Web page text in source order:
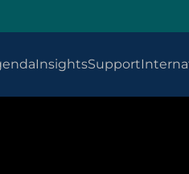
InsightsSupport